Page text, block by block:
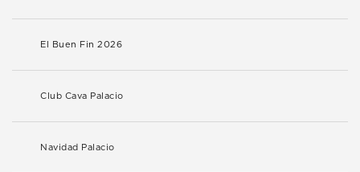
El Buen Fin 2026
Club Cava Palacio
Navidad Palacio